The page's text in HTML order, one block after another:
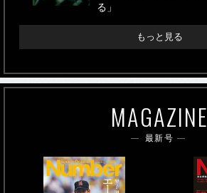
る」
もっと見る
MAGAZINE
最新号